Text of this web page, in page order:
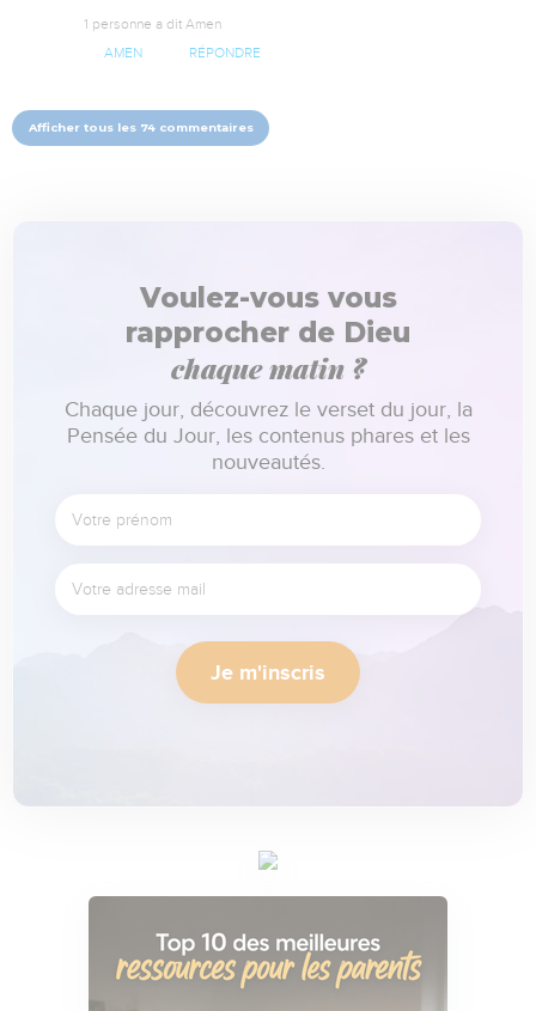
1 personne a dit Amen
AMEN RÉPONDRE
Afficher tous les 74 commentaires
Voulez-vous vous
rapprocher de Dieu
chaque matin ?
Chaque jour, découvrez le verset du jour, la
Pensée du Jour, les contenus phares et les
nouveautés.
Je m'inscris